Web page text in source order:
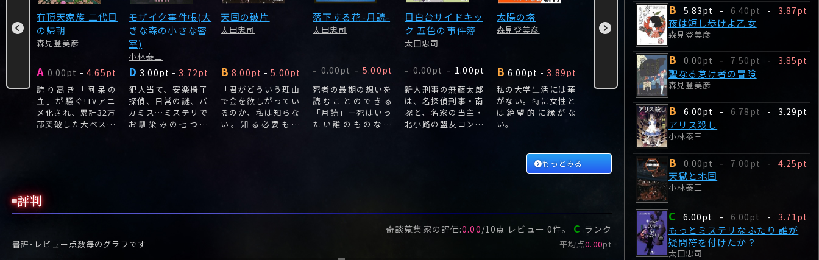
・
渾名
有頂天家族 二代目
の帰朝
森見登美彦
A 0.00pt - 4.65pt
誇り高き「阿呆の
血」が騒ぐ!TVアニ
メ化され、累計32万
部突破した大ベスト
モザイク事件帳(大
きな森の小さな密
室)
小林泰三
D 3.00pt - 3.72pt
犯人当て、安楽椅子
探偵、日常の謎、バ
カミス…ミステリで
お馴染みの七つの
天国の破片
太田忠司
B 8.00pt - 5.00pt
「君がどういう理由
で金を欲しがってい
るのか、私は知らな
い。知る必要もな
落下する花-月読-
太田忠司
- 0.00pt - 5.00pt
死者の最期の想いを
読むことのできる
「月読」―死はいっ
たい誰のものなの
目白台サイドキッ
ク 五色の事件簿
太田忠司
- 0.00pt - 1.00pt
新人刑事の無藤太郎
は、名探偵刑事・南
塚と、名家の当主・
北小路の盟友コンビ
太陽の塔
森見登美彦
B 6.00pt - 3.89pt
私の大学生活には華
がない。特に女性と
は絶望的に縁がな
い。
夜は短し歩けよ乙
3.87pt
「黒髪の乙女」にひ
そかに想いを寄せる
「先輩」は、夜の先
斗町に、下鴨神社の
古本市に、大学の学
園祭に、彼女の姿を
追い求めた。
聖なる怠け者の冒
険
B 0.00pt - 3.85pt
一年ほど前からそい
つは京都の街に現れ
た。
アリス殺
理は、最
国に迷い
もっとみる
評判
奇談蒐集家の評価:0.00/10点 レビュー 0件。 C ランク
書評･レビュー点数毎のグラフです 平均点0.00pt
B 5.83pt - 6.40pt - 3.87pt
夜は短し歩けよ乙女
森見登美彦
B 0.00pt - 7.50pt - 3.85pt
聖なる怠け者の冒険
森見登美彦
B 6.00pt - 6.78pt - 3.29pt
アリス殺し
小林泰三
B 0.00pt - 7.00pt - 4.25pt
天獄と地国
小林泰三
C 6.00pt - 6.00pt - 3.71pt
もっとミステリなふたり 誰が
疑問符を付けたか？
太田忠司